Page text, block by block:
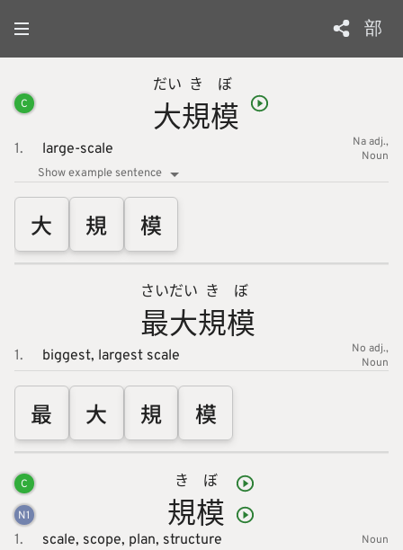
部
C 大
だい
規
き
模
ぼ
1. large-scale
Na adj.
Noun
Show example sentence
大 規 模
最
さい
大
だい
規
き
模
ぼ
1. biggest, largest scale
No adj.
Noun
最 大 規 模
C
N1 規
き
模
ぼ
1. scale, scope, plan, structure
Noun